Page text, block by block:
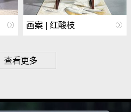
画案 | 红酸枝
查看更多